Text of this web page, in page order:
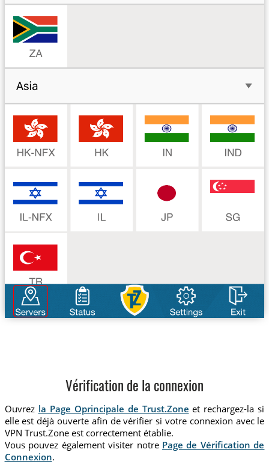
Vérification de la connexion
Ouvrez la Page Oprincipale de Trust.Zone et rechargez-la si
elle est déjà ouverte afin de vérifier si votre connexion avec le
VPN Trust.Zone est correctement établie.
Vous pouvez également visiter notre Page de Vérification de
Connexion.